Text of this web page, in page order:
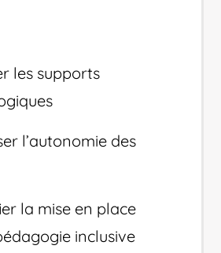
les supports
l’autonomie des
la mise en place
inclusive